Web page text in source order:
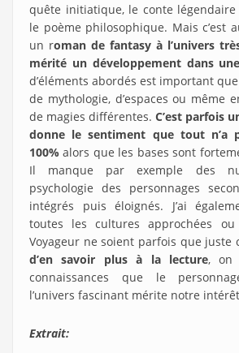
quête initiatique, le conte
le poème philosophique. Mais c’est
un roman de fantasy à l’univers
mérité un développement dans
d’éléments abordés est important
de mythologie, d’espaces ou même
de magies différentes. C’est parfois
donne le sentiment que tout n’a
100% alors que les bases sont
Il manque par exemple des
psychologie des personnages
intégrés puis éloignés. J’ai
toutes les cultures approchées
Voyageur ne soient parfois que juste
d’en savoir plus à la lecture, on
connaissances que le
l’univers fascinant mérite notre
Extrait: